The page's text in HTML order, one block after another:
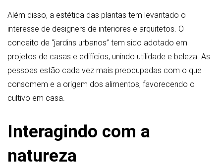
Além disso, a estética das plantas tem levantado o
interesse de designers de interiores e arquitetos. O
conceito de “jardins urbanos” tem sido adotado em
projetos de casas e edifícios, unindo utilidade e beleza. As
pessoas estão cada vez mais preocupadas com o que
consomem e a origem dos alimentos, favorecendo o
cultivo em casa.
Interagindo com a
natureza